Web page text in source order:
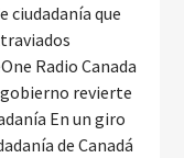
ciudadanía que
Radio Canada
gobierno revierte
En un giro
de Canadá